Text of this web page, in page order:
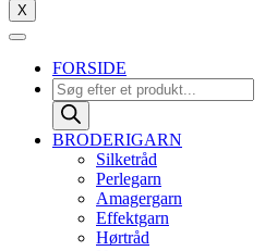
X
FORSIDE
Products
search
BRODERIGARN
Silketråd
Perlegarn
Amagergarn
Effektgarn
Hørtråd